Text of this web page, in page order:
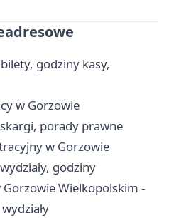
godziny kasy,
w Gorzowie
porady prawne
w Gorzowie
godziny
Wielkopolskim -